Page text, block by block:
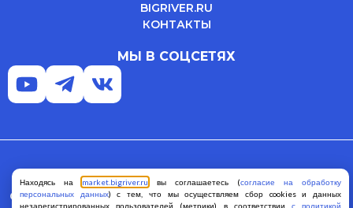
BIGRIVER.RU
КОНТАКТЫ
МЫ В СОЦСЕТЯХ
Политика конфиденциальности
Согласие на обработку персональных данных Оферта
Находясь на market.bigriver.ru вы соглашаетесь (согласие на обработку
персональных данных) с тем, что мы осуществляем сбор cookies и данных
незарегистрированных пользователей (метрики) в соответствии с политикой